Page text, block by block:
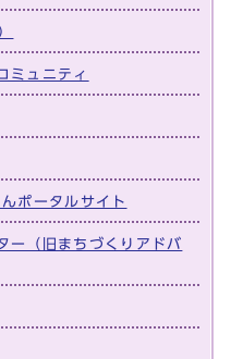
ミュニティ
ポータルサイト
ー（旧まちづくりアドバ